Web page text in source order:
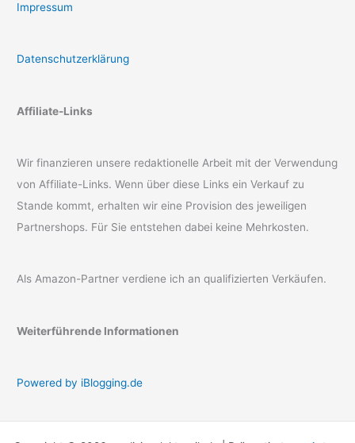
Impressum
Datenschutzerklärung
Affiliate-Links
Wir finanzieren unsere redaktionelle Arbeit mit der Verwendung
von Affiliate-Links. Wenn über diese Links ein Verkauf zu
Stande kommt, erhalten wir eine Provision des jeweiligen
Partnershops. Für Sie entstehen dabei keine Mehrkosten.
Als Amazon-Partner verdiene ich an qualifizierten Verkäufen.
Weiterführende Informationen
Powered by iBlogging.de